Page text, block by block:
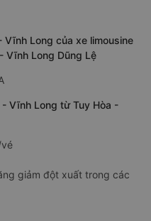
Long của xe limousine
Vĩnh Long Dũng Lệ
Vĩnh Long từ Tuy Hòa -
giảm đột xuất trong các